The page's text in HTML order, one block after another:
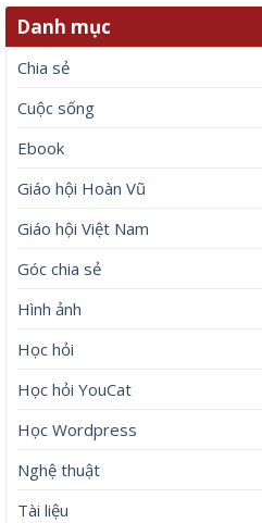
Danh mục
Chia sẻ
Cuộc sống
Ebook
Giáo hội Hoàn Vũ
Giáo hội Việt Nam
Góc chia sẻ
Hình ảnh
Học hỏi
Học hỏi YouCat
Học Wordpress
Nghệ thuật
Tài liệu